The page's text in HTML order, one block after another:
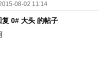
08-02 11:14
复 0# 大头 的帖子